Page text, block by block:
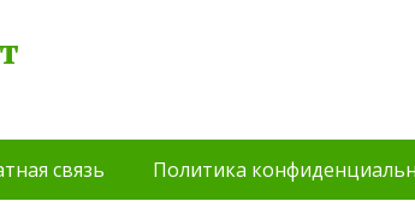
связь Политика